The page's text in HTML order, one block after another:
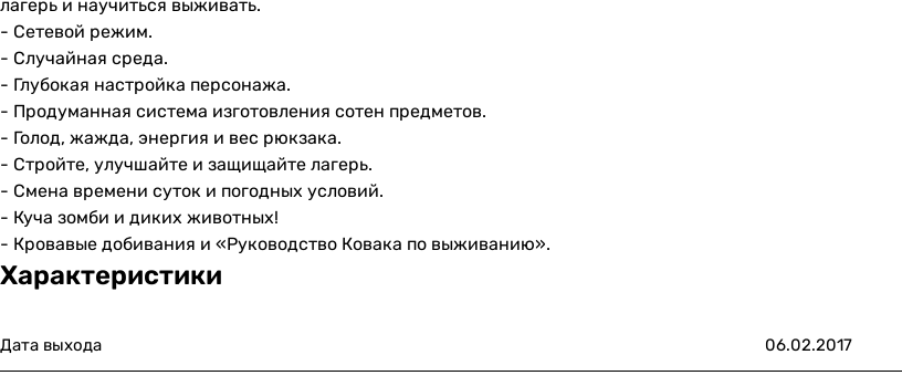
лагерь и научиться выживать.
- Сетевой режим.
- Случайная среда.
- Глубокая настройка персонажа.
- Продуманная система изготовления сотен предметов.
- Голод, жажда, энергия и вес рюкзака.
- Стройте, улучшайте и защищайте лагерь.
- Смена времени суток и погодных условий.
- Куча зомби и диких животных!
- Кровавые добивания и «Руководство Ковака по выживанию».
Характеристики
Дата выхода 06.02.2017